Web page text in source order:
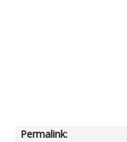
Permalink: